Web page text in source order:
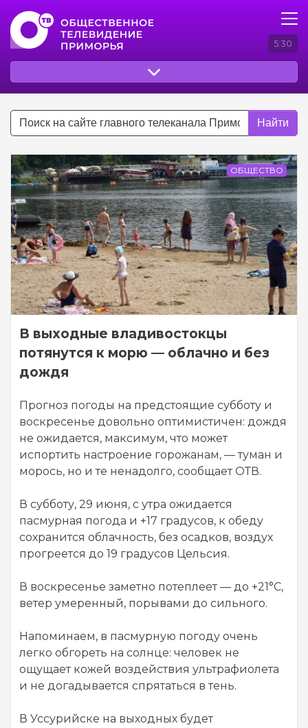
5:30
Найти
ОБЩЕСТВО
В выходные владивостокцы
потянутся к морю — облачно и без
дождя
Прогноз погоды на предстоящие субботу и
воскресенье довольно оптимистичен: дождя
не ожидается, максимум, что может
испортить настроение горожанам, — туман и
морось, но и те ненадолго, сообщает ОТВ.
В субботу, 29 июня, с утра ожидается
пасмурная погода и +17 градусов, к обеду
сохранится облачность, без осадков, воздух
прогреется до 19 градусов Цельсия.
В воскресенье заметно потеплеет — до +21°C,
ветер умеренный, порывами до сильного.
Напоминаем, в пасмурную погоду очень
легко обгореть на солнце: человек не
ощущает кожей воздействия ультрафиолета
и не догадывается спрятаться в тень.
В Уссурийске на выходных будет